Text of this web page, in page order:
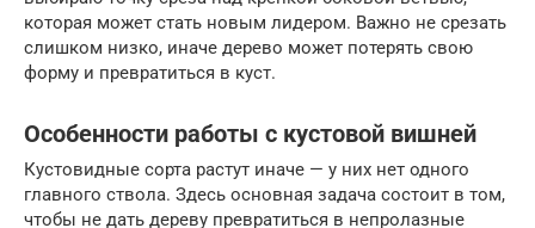
которая может стать новым лидером. Важно не срезать
слишком низко, иначе дерево может потерять свою
форму и превратиться в куст.
Особенности работы с кустовой вишней
Кустовидные сорта растут иначе — у них нет одного
главного ствола. Здесь основная задача состоит в том,
чтобы не дать дереву превратиться в непролазные